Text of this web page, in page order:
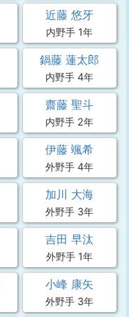
近藤 悠牙
内野手 1年
鍋藤 蓮太郎
内野手 4年
齋藤 聖斗
内野手 2年
伊藤 颯希
外野手 4年
加川 大海
外野手 3年
吉田 早汰
外野手 1年
小峰 康矢
外野手 3年